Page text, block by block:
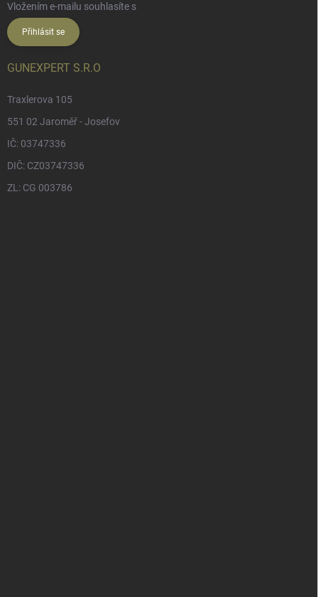
Vložením e-mailu souhlasíte s
Přihlásit se
GUNEXPERT S.R.O
Traxlerova 105
551 02 Jaroměř - Josefov
IČ: 03747336
DIČ: CZ03747336
ZL: CG 003786